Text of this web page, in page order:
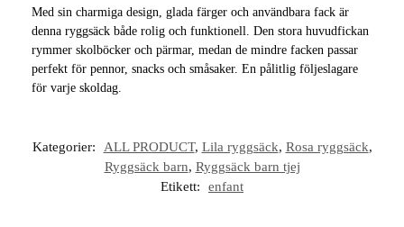
Med sin charmiga design, glada färger och användbara fack är
denna ryggsäck både rolig och funktionell. Den stora huvudfickan
rymmer skolböcker och pärmar, medan de mindre facken passar
perfekt för pennor, snacks och småsaker. En pålitlig följeslagare
för varje skoldag.
Kategorier: ALL PRODUCT, Lila ryggsäck, Rosa ryggsäck,
Ryggsäck barn, Ryggsäck barn tjej
Etikett:
enfant